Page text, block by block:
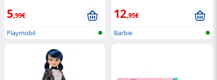
5,99€
Playmobil
12,95€
Barbie